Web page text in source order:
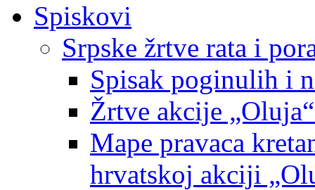
Spiskovi
Srpske žrtve rata i
Spisak poginulih i
Žrtve akcije
Mape pravaca
hrvatskoj akciji